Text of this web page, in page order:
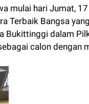
mulai hari Jumat,
Terbaik Bangsa
Bukittinggi dalam
calon dengan